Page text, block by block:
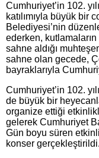
Cumhuriyet’in 102.
katılımıyla büyük bir
Belediyesi’nin
ederken,
sahne aldığı
sahne olan gecede,
bayraklarıyla
Cumhuriyet’in 102.
de büyük bir
organize ettiği
gelerek Cumhuriyet
Gün boyu süren
konser gerçekleştirildi.